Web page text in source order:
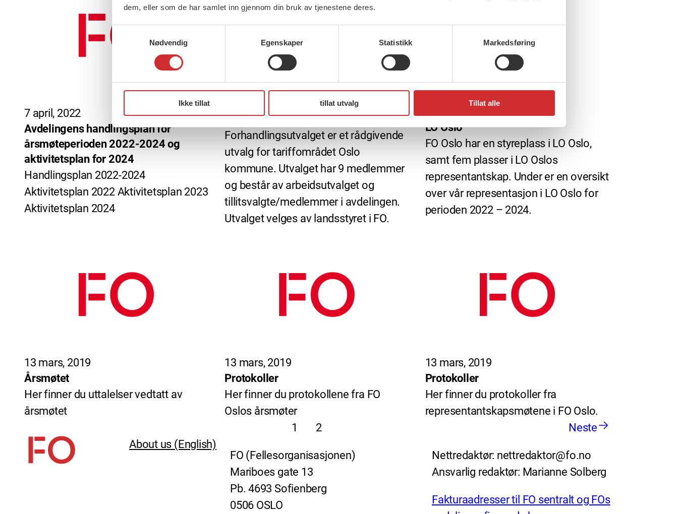
dem, eller som de har samlet inn gjennom din bruk av tjenestene deres.
Nødvendig
Egenskaper Statistikk Markedsføring
Ikke tillat tillat utvalg Tillat alle
7 april, 2022
Avdelingens handlingsplan for
årsmøteperioden 2022-2024 og
aktivitetsplan for 2024
Handlingsplan 2022-2024
Aktivitetsplan 2022 Aktivitetsplan 2023
Aktivitetsplan 2024
Forhandlingsutvalget i FO Oslo
Forhandlingsutvalget er et rådgivende
utvalg for tariffområdet Oslo
kommune. Utvalget har 9 medlemmer
og består av arbeidsutvalget og
tillitsvalgte/medlemmer i avdelingen.
Utvalget velges av landsstyret i FO.
LO Oslo
FO Oslo har en styreplass i LO Oslo,
samt fem plasser i LO Oslos
representantskap. Under er en oversikt
over vår representasjon i LO Oslo for
perioden 2022 – 2024.
13 mars, 2019
Årsmøtet
Her finner du uttalelser vedtatt av
årsmøtet
13 mars, 2019
Protokoller
Her finner du protokollene fra FO
Oslos årsmøter
13 mars, 2019
Protokoller
Her finner du protokoller fra
representantskapsmøtene i FO Oslo.
1
2
Neste
About us (English)
FO (Fellesorganisasjonen)
Mariboes gate 13
Pb. 4693 Sofienberg
0506 OSLO
Nettredaktør: nettredaktor@fo.no
Ansvarlig redaktør: Marianne Solberg
Fakturaadresser til FO sentralt og FOs